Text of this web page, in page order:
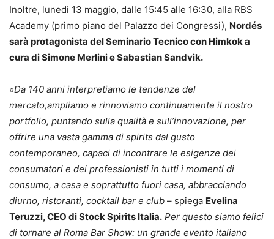
Inoltre, lunedì 13 maggio, dalle 15:45 alle 16:30, alla RBS
Academy (primo piano del Palazzo dei Congressi), Nordés
sarà protagonista del Seminario Tecnico con Himkok a
cura di Simone Merlini e Sabastian Sandvik.
«Da 140 anni interpretiamo le tendenze del
mercato,ampliamo e rinnoviamo continuamente il nostro
portfolio, puntando sulla qualità e sull’innovazione, per
offrire una vasta gamma di spirits dal gusto
contemporaneo, capaci di incontrare le esigenze dei
consumatori e dei professionisti in tutti i momenti di
consumo, a casa e soprattutto fuori casa, abbracciando
diurno, ristoranti, cocktail bar e club – spiega Evelina
Teruzzi, CEO di Stock Spirits Italia. Per questo siamo felici
di tornare al Roma Bar Show: un grande evento italiano